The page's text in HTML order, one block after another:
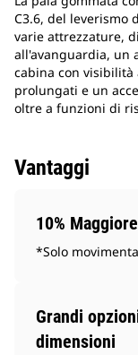
C3.6, del leverismo
varie attrezzature,
all'avanguardia, un
cabina con
prolungati e un
oltre a funzioni di
Vantaggi
10%
*Solo
Grandi
dimensioni